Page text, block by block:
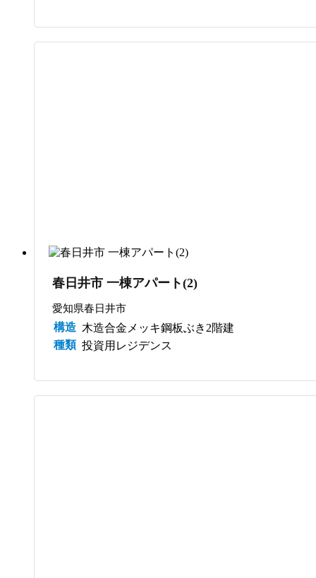
春日井市 一棟アパート(2)
愛知県春日井市
構造 木造合金メッキ鋼板ぶき2階建
種類 投資用レジデンス